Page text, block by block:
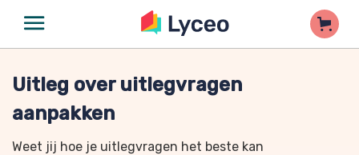
Uitleg over uitlegvragen
aanpakken
Weet jij hoe je uitlegvragen het beste kan